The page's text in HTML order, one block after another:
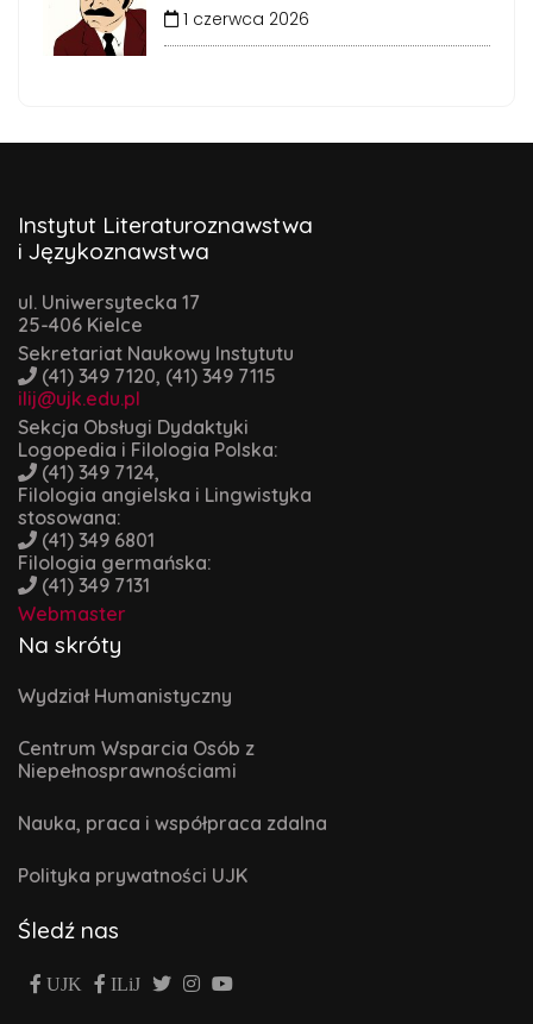
1 czerwca 2026
Instytut Literaturoznawstwa
i Językoznawstwa
ul. Uniwersytecka 17
25-406 Kielce
Sekretariat Naukowy Instytutu
(41) 349 7120, (41) 349 7115
ilij@ujk.edu.pl
Sekcja Obsługi Dydaktyki
Logopedia i Filologia Polska:
(41) 349 7124,
Filologia angielska i Lingwistyka
stosowana:
(41) 349 6801
Filologia germańska:
(41) 349 7131
Webmaster
Na skróty
Wydział Humanistyczny
Centrum Wsparcia Osób z
Niepełnosprawnościami
Nauka, praca i współpraca zdalna
Polityka prywatności UJK
Śledź nas
UJK ILiJ